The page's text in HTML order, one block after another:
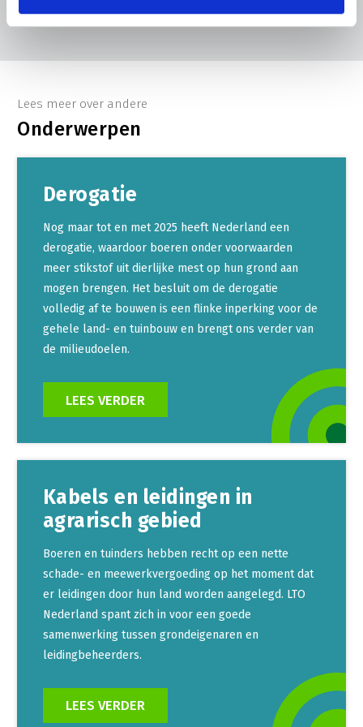
MEER NIEUWS
Lees meer over andere
Onderwerpen
Derogatie
Nog maar tot en met 2025 heeft Nederland een
derogatie, waardoor boeren onder voorwaarden
meer stikstof uit dierlijke mest op hun grond aan
mogen brengen. Het besluit om de derogatie
volledig af te bouwen is een flinke inperking voor de
gehele land- en tuinbouw en brengt ons verder van
de milieudoelen.
LEES VERDER
Kabels en leidingen in
agrarisch gebied
Boeren en tuinders hebben recht op een nette
schade- en meewerkvergoeding op het moment dat
er leidingen door hun land worden aangelegd. LTO
Nederland spant zich in voor een goede
samenwerking tussen grondeigenaren en
leidingbeheerders.
LEES VERDER